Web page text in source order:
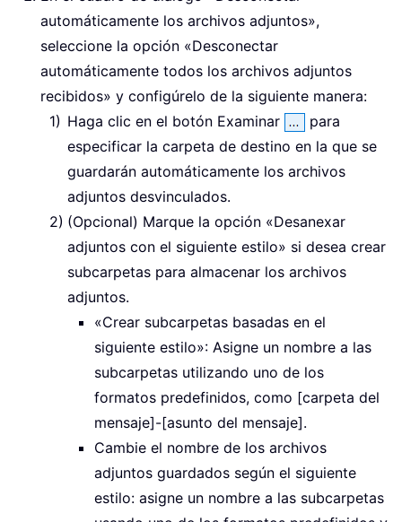
automáticamente los archivos adjuntos»,
seleccione la opción «Desconectar
automáticamente todos los archivos adjuntos
recibidos» y configúrelo de la siguiente manera:
Haga clic en el botón Examinar
para
especificar la carpeta de destino en la que se
guardarán automáticamente los archivos
adjuntos desvinculados.
(Opcional) Marque la opción «Desanexar
adjuntos con el siguiente estilo» si desea crear
subcarpetas para almacenar los archivos
adjuntos.
«Crear subcarpetas basadas en el
siguiente estilo»: Asigne un nombre a las
subcarpetas utilizando uno de los
formatos predefinidos, como [carpeta del
mensaje]-[asunto del mensaje].
Cambie el nombre de los archivos
adjuntos guardados según el siguiente
estilo: asigne un nombre a las subcarpetas